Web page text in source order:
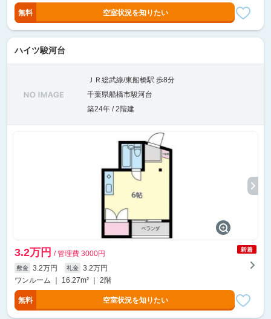
無料 空室状況を知りたい
ハイツ駿河台
ＪＲ総武線/東船橋駅 歩8分
千葉県船橋市駿河台
築24年 / 2階建
3.2万円 / 管理費 3000円
敷金 3.2万円 礼金
3.2万円
ワンルーム ｜ 16.27m² ｜ 2階
無料 空室状況を知りたい